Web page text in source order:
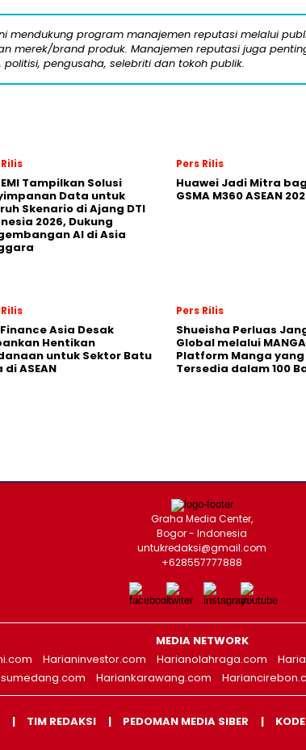
mendukung program manajemen reputasi melalui
merek/brand produk. Manajemen reputasi juga
pengusaha, selebriti dan tokoh publik.
Tampilkan Solusi
Data untuk
Skenario di Ajang DTI
2026, Dukung
AI di Asia
Pers Rilis
Huawei Jadi Mitra
GSMA M360 ASEAN
Asia Desak
Hentikan
untuk Sektor Batu
di ASEAN
Pers Rilis
Shueisha Perluas
Global melalui MANGA
Platform Manga yang
Tersedia dalam 100
Graha Media Center,
Bogor - Indonesia
untukredaksi@gmail.com
+628557777888
MEDIA NETWORK
Harianinvestor.com Harianolahraga.com
Hariankarawang.com
TIM REDAKSI PEDOMAN MEDIA SIBER